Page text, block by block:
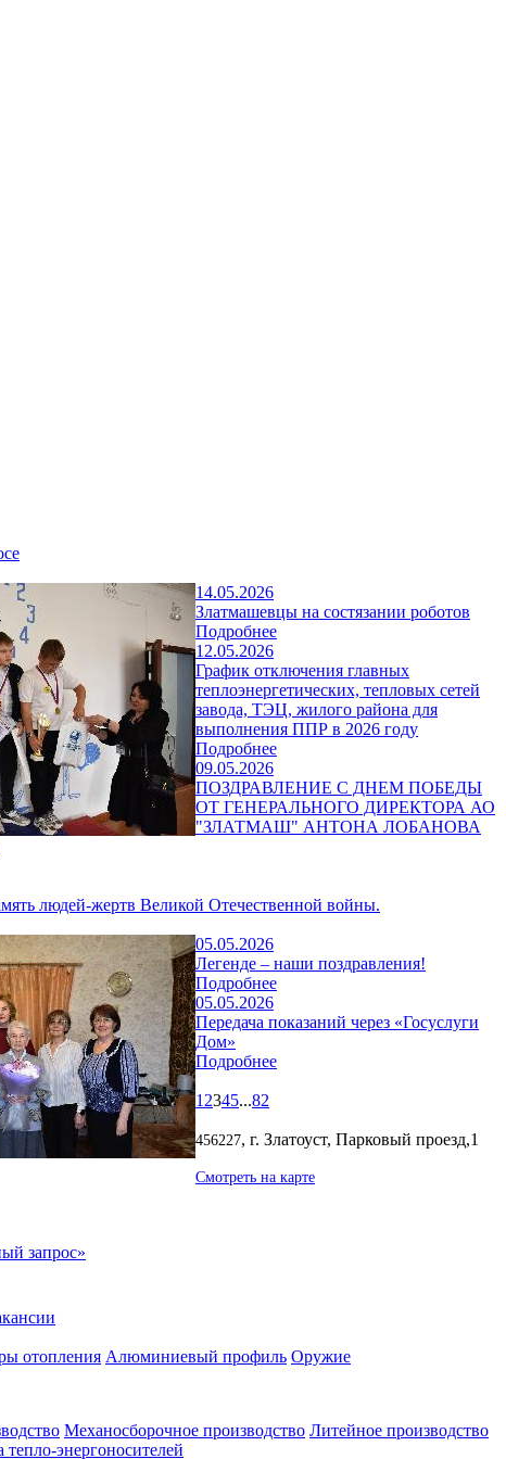
14.05.2026
Златмашевцы на состязании роботов
Подробнее
12.05.2026
График отключения главных
теплоэнергетических, тепловых сетей
завода, ТЭЦ, жилого района для
выполнения ППР в 2026 году
Подробнее
09.05.2026
ПОЗДРАВЛЕНИЕ С ДНЕМ ПОБЕДЫ
ОТ ГЕНЕРАЛЬНОГО ДИРЕКТОРА АО
"ЗЛАТМАШ" АНТОНА ЛОБАНОВА
людей-жертв Великой Отечественной войны.
05.05.2026
Легенде – наши поздравления!
Подробнее
05.05.2026
Передача показаний через «Госуслуги
Дом»
Подробнее
1 2345...82
456227, г. Златоуст, Парковый проезд,1
Смотреть на карте
запрос»
отопления Алюминиевый профиль Оружие
Механосборочное производство Литейное производство
тепло-энергоносителей